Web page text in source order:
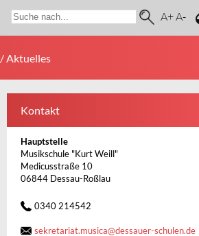
A+A-
/ Aktuelles
Kontakt
Hauptstelle
Musikschule "Kurt Weill"
Medicusstraße 10
06844 Dessau-Roßlau
0340 214542
sekretariat.musica@dessauer-schulen.de